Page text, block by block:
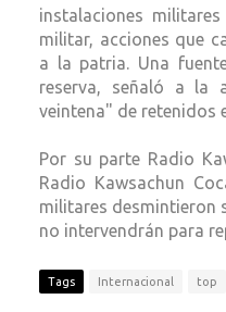
instalaciones
militar, acciones que
a la patria. Una
reserva, señaló a la
veintena" de retenidos
Por su parte Radio
Radio Kawsachun
militares desmintieron
no intervendrán para
Tags Internacional top